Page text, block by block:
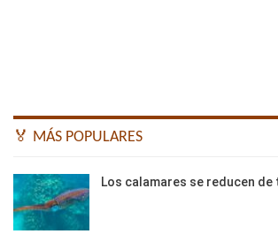
🏅 MÁS POPULARES
Los calamares se reducen de